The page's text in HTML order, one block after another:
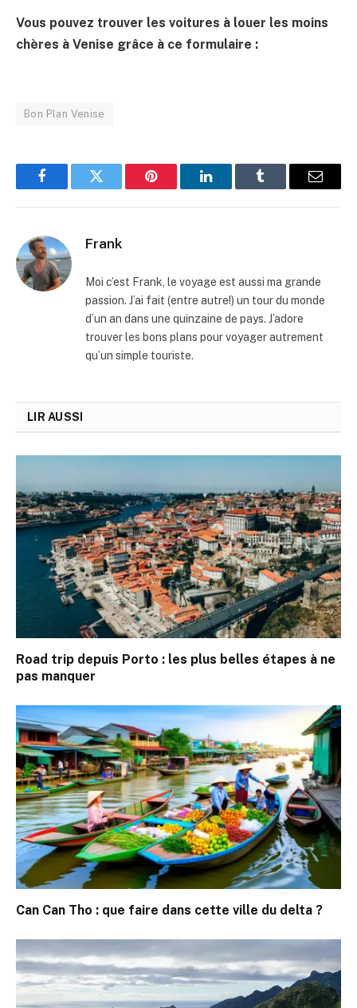
Vous pouvez trouver les voitures à louer les moins
chères à Venise grâce à ce formulaire :
Bon Plan Venise
FacebookTwitter Pinterest LinkedInTumblr Email
Frank
Moi c’est Frank, le voyage est aussi ma grande
passion. J’ai fait (entre autre!) un tour du monde
d’un an dans une quinzaine de pays. J’adore
trouver les bons plans pour voyager autrement
qu’un simple touriste.
LIR AUSSI
Road trip depuis Porto : les plus belles étapes à ne
pas manquer
Can Can Tho : que faire dans cette ville du delta ?